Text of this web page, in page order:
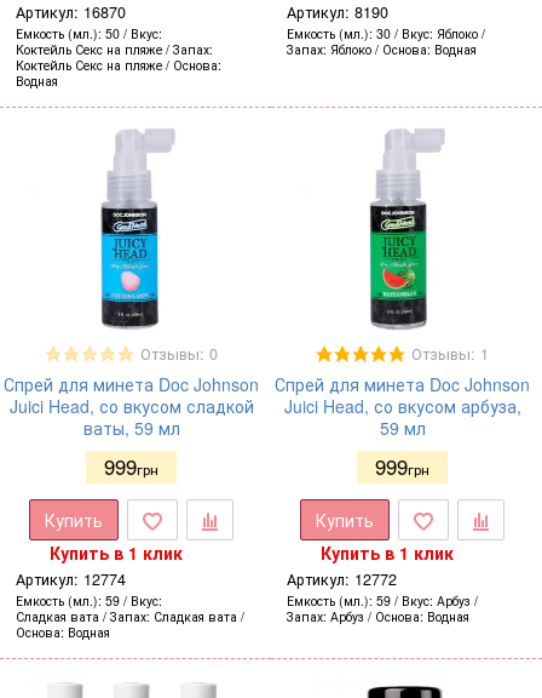
Артикул: 16870
Емкость (мл.) 50
Вкус
Коктейль Секс на пляже Запах
Коктейль Секс на пляже
Основа
Водная
Артикул: 8190
Емкость (мл.) 30 Вкус Яблоко
Запах Яблоко Основа Водная
Отзывы: 0
Спрей для минета Doc Johnson
Juici Head, со вкусом сладкой
ваты, 59 мл
999грн
Купить
Купить в 1 клик
Артикул: 12774
Емкость (мл.) 59
Вкус
Сладкая вата
Запах Сладкая вата
Основа Водная
Отзывы: 1
Спрей для минета Doc Johnson
Juici Head, со вкусом арбуза,
59 мл
999грн
Купить
Купить в 1 клик
Артикул: 12772
Емкость (мл.) 59 Вкус Арбуз
Запах Арбуз Основа Водная